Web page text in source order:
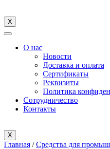
X
О нас
Новости
Доставка и оплата
Cертификаты
Реквизиты
Политика
Сотрудничество
Контакты
X
Главная /Средства для